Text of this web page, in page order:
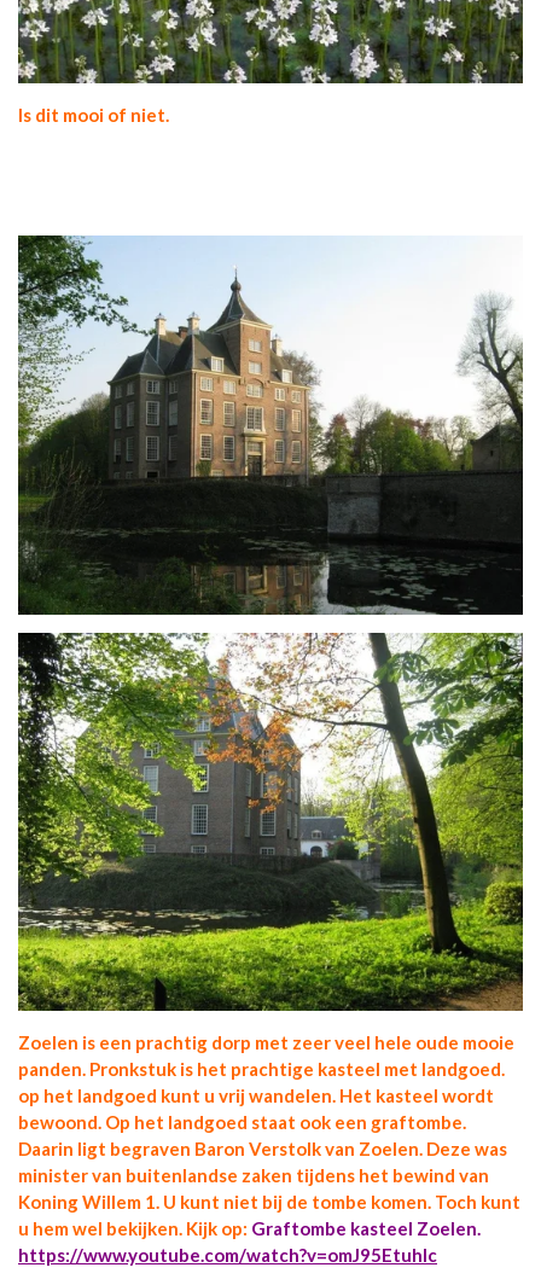
Is dit mooi of niet.
Zoelen is een prachtig dorp met zeer veel hele oude mooie
panden. Pronkstuk is het prachtige kasteel met landgoed.
op het landgoed kunt u vrij wandelen. Het kasteel wordt
bewoond. Op het landgoed staat ook een graftombe.
Daarin ligt begraven Baron Verstolk van Zoelen. Deze was
minister van buitenlandse zaken tijdens het bewind van
Koning Willem 1. U kunt niet bij de tombe komen. Toch kunt
u hem wel bekijken. Kijk op: Graftombe kasteel Zoelen.
https://www.youtube.com/watch?v=omJ95Etuhlc